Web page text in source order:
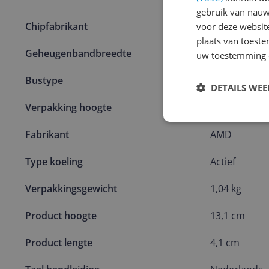
Chipfabrikant AMD
Geheugenbandbreedte 128
Bustype
Verpakking hoogte
Fabrikant AMD
Type koeling Actief
Verpakkingsgewicht 1,04 kg
Product hoogte 13,1 cm
Product lengte 4,1 cm
gebruik van
voor deze
plaats van
uw
DETAILS